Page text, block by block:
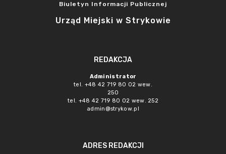
Biuletyn Informacji Publicznej
Urząd Miejski w Strykowie
REDAKCJA
Administrator
tel. +48 42 719 80 02 wew.
250
tel. +48 42 719 80 02 wew. 252
admin@strykow.pl
ADRES REDAKCJI